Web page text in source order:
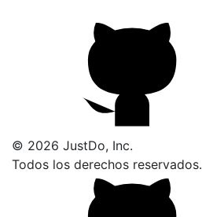
© 2026 JustDo, Inc.
Todos los derechos reservados.